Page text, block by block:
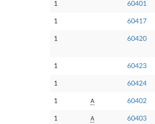
1 60401
1 60417
1 60420
1 60423
1 60424
1 A 60402
1 A 60403